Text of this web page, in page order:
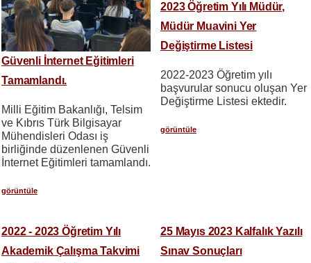
Güvenli İnternet Eğitimleri
Tamamlandı.
Milli Eğitim Bakanlığı, Telsim
ve Kıbrıs Türk Bilgisayar
Mühendisleri Odası iş
birliğinde düzenlenen Güvenli
İnternet Eğitimleri tamamlandı.
görüntüle
2023 Öğretim Yılı Müdür,
Müdür Muavini Yer
Değiştirme Listesi
2022-2023 Öğretim yılı
başvurular sonucu oluşan Yer
Değiştirme Listesi ektedir.
görüntüle
2022 - 2023 Öğretim Yılı
Akademik Çalışma Takvimi
25 Mayıs 2023 Kalfalık Yazılı
Sınav Sonuçları